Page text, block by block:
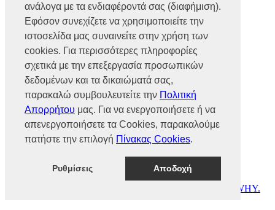
ανάλογα με τα ενδιαφέροντά σας (διαφήμιση).
Εφόσον συνεχίζετε να χρησιμοποιείτε την
ιστοσελίδα μας συναινείτε στην χρήση των
cookies. Για περισσότερες πληροφορίες
σχετικά με την επεξεργασία προσωπικών
δεδομένων και τα δικαιώματά σας,
παρακαλώ συμβουλευτείτε την Πολιτική
Απορρήτου μας. Για να ενεργοποιήσετε ή να
απενεργοποιήσετε τα Cookies, παρακαλούμε
πατήστε την επιλογή Πίνακας Cookies.
Ρυθμίσεις Αποδοχή
Μάθετε Περισσότερα
Η Εταιρεία
Brands
Νέα
Οικονομικά στοιχεία
Υποστήριξη
Επικοινωνία
Γίνε συνεργάτης
Dealers Area
Πολιτική cookies
WHY.